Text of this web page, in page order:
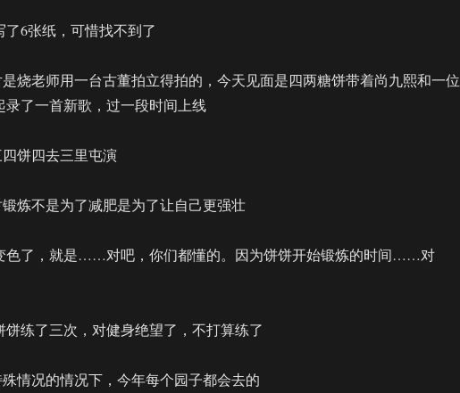
了6张纸，可惜找不到了
烧老师用一台古董拍立得拍的，今天见面是四两糖饼带着尚九熙和一位
录了一首新歌，过一段时间上线
饼四去三里屯演
炼不是为了减肥是为了让自己更强壮
色了，就是……对吧，你们都懂的。因为饼饼开始锻炼的时间……对
饼练了三次，对健身绝望了，不打算练了
情况的情况下，今年每个园子都会去的